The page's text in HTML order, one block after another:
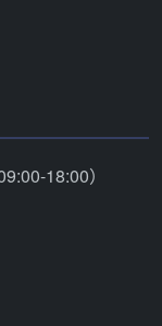
18:00）